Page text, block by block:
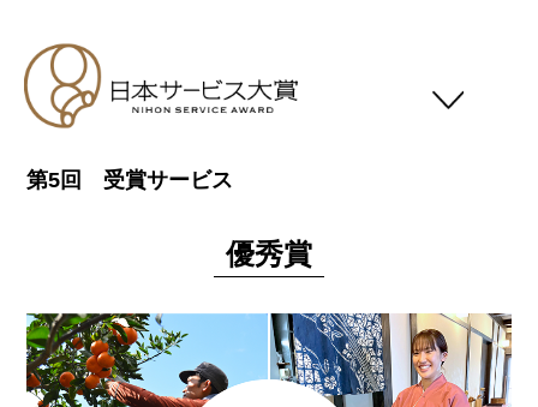
日本サービス大賞について
スケジュール
応募対象者
審査基準
第5回 受賞サービス
優秀賞